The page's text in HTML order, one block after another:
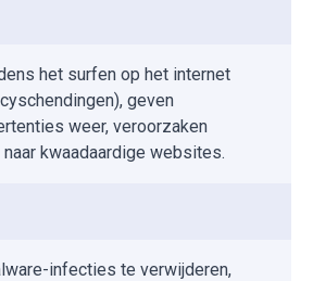
het surfen op het internet
geven
weer, veroorzaken
kwaadaardige websites.
infecties te verwijderen,